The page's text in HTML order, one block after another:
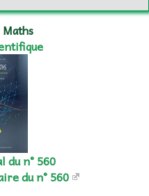
du n° 560
du n° 560